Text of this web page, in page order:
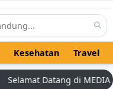
Kesehatan Travel
Selamat Datang di MEDIA